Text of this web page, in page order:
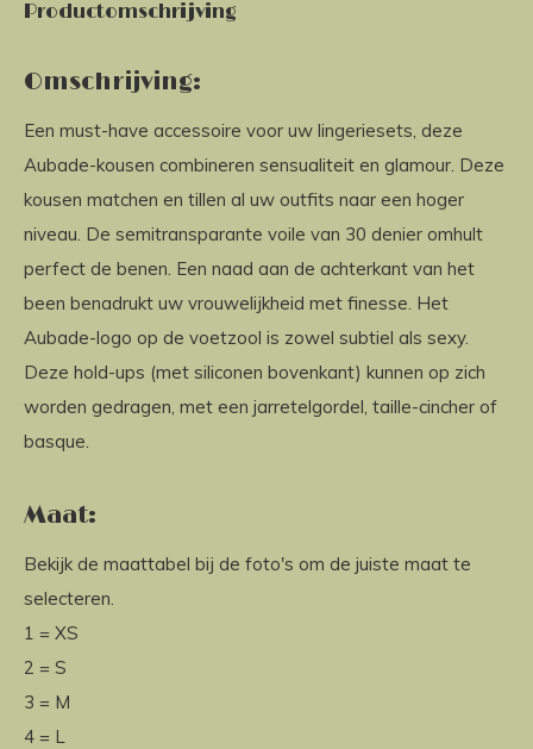
Productomschrijving
Omschrijving:
Een must-have accessoire voor uw lingeriesets, deze
Aubade-kousen combineren sensualiteit en glamour. Deze
kousen matchen en tillen al uw outfits naar een hoger
niveau. De semitransparante voile van 30 denier omhult
perfect de benen. Een naad aan de achterkant van het
been benadrukt uw vrouwelijkheid met finesse. Het
Aubade-logo op de voetzool is zowel subtiel als sexy.
Deze hold-ups (met siliconen bovenkant) kunnen op zich
worden gedragen, met een jarretelgordel, taille-cincher of
basque.
Maat:
Bekijk de maattabel bij de foto's om de juiste maat te
selecteren.
1 = XS
2 = S
3 = M
4 = L